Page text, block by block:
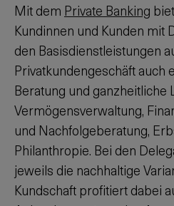
Mit dem Private Banking
Kundinnen und Kunden mit
den Basisdienstleistungen
Privatkundengeschäft auch
Beratung und ganzheitliche
Vermögensverwaltung,
und Nachfolgeberatung,
Philanthropie. Bei den
jeweils die nachhaltige
Kundschaft profitiert dabei